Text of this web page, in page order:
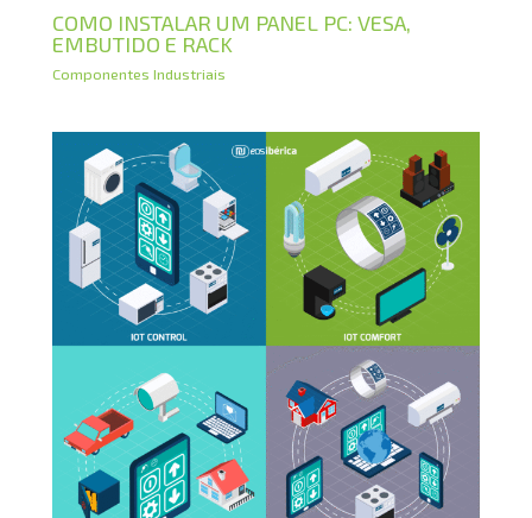
COMO INSTALAR UM PANEL PC: VESA,
EMBUTIDO E RACK
Componentes Industriais